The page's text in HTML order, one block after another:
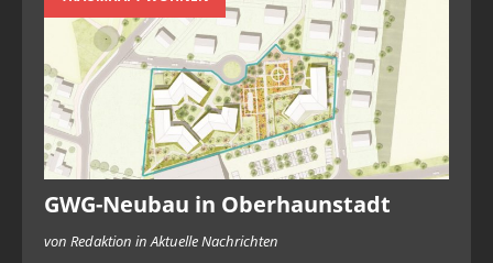
GWG-Neubau in Oberhaunstadt
von Redaktion in Aktuelle Nachrichten